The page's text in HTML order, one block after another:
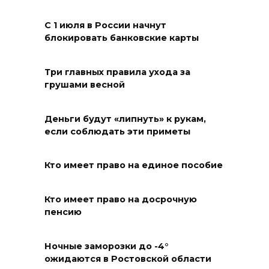
08 августа 2026 13:19
жителей Ростовской области
08 августа 2026 10:49
эвакуированных с пляжа в
08 августа 2026 10:40
ликвидировали 16
техногенных пожаров и 30
С 1 июля в России начнут
блокировать банковские карты
Три главных правила ухода за
грушами весной
Деньги будут «липнуть» к рукам,
если соблюдать эти приметы
Кто имеет право на единое пособие
Кто имеет право на досрочную
пенсию
Ночные заморозки до -4°
ожидаются в Ростовской области